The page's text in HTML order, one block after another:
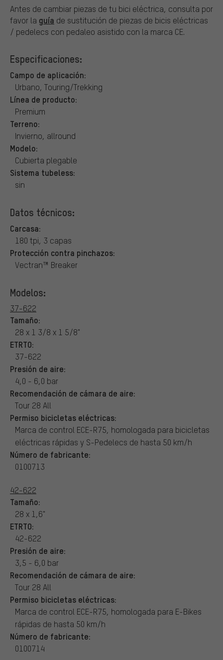
Antes de cambiar piezas de tu bici eléctrica, consulta por
favor la guía de sustitución de piezas de bicis eléctricas
/ pedelecs con pedaleo asistido con la marca CE.
Especificaciones:
Campo de aplicación:
Urbano, Touring/Trekking
Línea de producto:
Premium
Terreno:
Invierno, allround
Modelo:
Cubierta plegable
Sistema tubeless:
sin
Datos técnicos:
Carcasa:
180 tpi, 3 capas
Protección contra pinchazos:
Vectran™ Breaker
Modelos:
37-622
Tamaño:
28 x 1 3/8 x 1 5/8"
ETRTO:
37-622
Presión de aire:
4,0 - 6,0 bar
Recomendación de cámara de aire:
Tour 28 All
Permiso bicicletas eléctricas:
Marca de control ECE-R75, homologada para bicicletas
eléctricas rápidas y S-Pedelecs de hasta 50 km/h
Número de fabricante:
0100713
42-622
Tamaño:
28 x 1,6"
ETRTO:
42-622
Presión de aire:
3,5 - 6,0 bar
Recomendación de cámara de aire:
Tour 28 All
Permiso bicicletas eléctricas:
Marca de control ECE-R75, homologada para E-Bikes
rápidas de hasta 50 km/h
Número de fabricante:
0100714